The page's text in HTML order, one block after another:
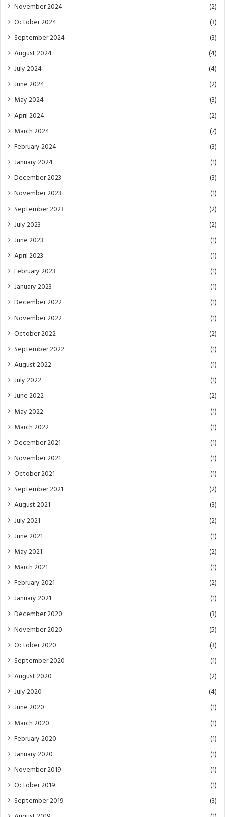
November 2024
(2)
October 2024
(3)
September 2024
(3)
August 2024
(4)
July 2024
(4)
June 2024
(2)
May 2024
(3)
April 2024
(2)
March 2024
(7)
February 2024
(3)
January 2024
(1)
December 2023
(3)
November 2023
(1)
September 2023
(2)
July 2023
(2)
June 2023
(1)
April 2023
(1)
February 2023
(1)
January 2023
(1)
December 2022
(1)
November 2022
(1)
October 2022
(2)
September 2022
(1)
August 2022
(1)
July 2022
(1)
June 2022
(2)
May 2022
(1)
March 2022
(1)
December 2021
(1)
November 2021
(1)
October 2021
(1)
September 2021
(2)
August 2021
(3)
July 2021
(2)
June 2021
(1)
May 2021
(2)
March 2021
(1)
February 2021
(2)
January 2021
(1)
December 2020
(3)
November 2020
(5)
October 2020
(3)
September 2020
(1)
August 2020
(2)
July 2020
(4)
June 2020
(1)
March 2020
(1)
February 2020
(1)
January 2020
(1)
November 2019
(1)
October 2019
(1)
September 2019
(3)